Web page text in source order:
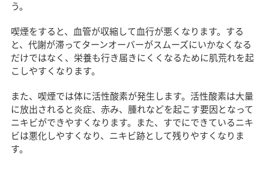
う。
喫煙をすると、血管が収縮して血行が悪くなります。する
と、代謝が滞ってターンオーバーがスムーズにいかなくなる
だけではなく、栄養も行き届きにくくなるために肌荒れを起
こしやすくなります。
また、喫煙では体に活性酸素が発生します。活性酸素は大量
に放出されると炎症、赤み、腫れなどを起こす要因となって
ニキビができやすくなります。また、すでにできているニキ
ビは悪化しやすくなり、ニキビ跡として残りやすくなりま
す。